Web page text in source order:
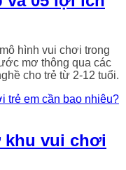
hình vui chơi trong
mơ thông qua các
cho trẻ từ 2-12 tuổi.
khu vui chơi